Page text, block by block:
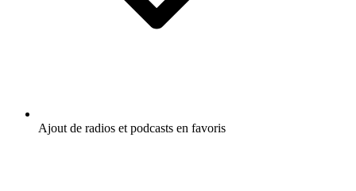
Ajout de radios et podcasts en favoris